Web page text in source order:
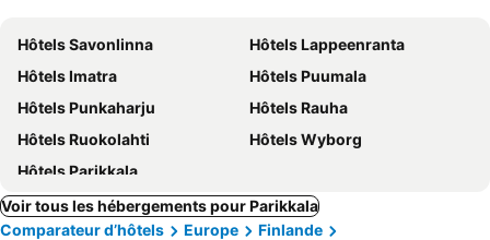
Hôtels Savonlinna
Hôtels Lappeenranta
Hôtels Imatra
Hôtels Puumala
Hôtels Punkaharju
Hôtels Rauha
Hôtels Ruokolahti
Hôtels Wyborg
Hôtels Parikkala
Voir tous les hébergements pour Parikkala
Comparateur d’hôtels
Europe
Finlande